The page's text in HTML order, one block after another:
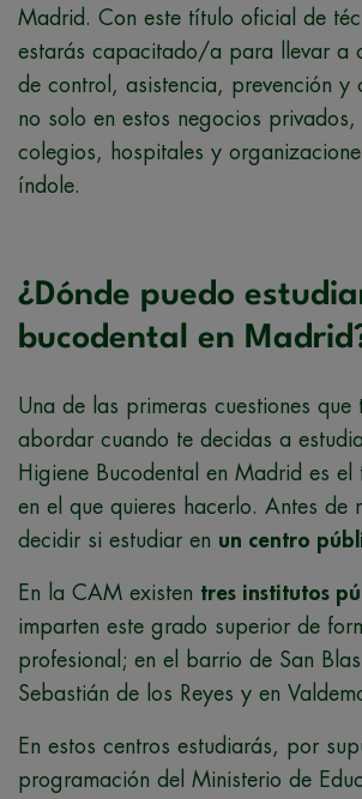
Madrid. Con este título oficial de
estarás capacitado/a para llevar a
de control, asistencia, prevención y
no solo en estos negocios privados,
colegios, hospitales y
índole.
¿Dónde puedo
bucodental en
Una de las primeras cuestiones que
abordar cuando te decidas a
Higiene Bucodental en Madrid es el
en el que quieres hacerlo. Antes de
decidir si estudiar en un centro
En la CAM existen tres institutos
imparten este grado superior de
profesional; en el barrio de San
Sebastián de los Reyes y en
En estos centros estudiarás, por
programación del Ministerio de